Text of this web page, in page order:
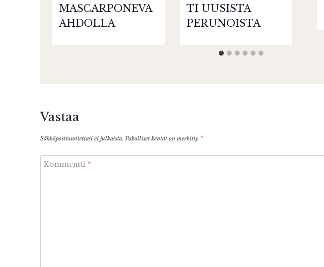
MASCARPONEVA
AHDOLLA
TI UUSISTA
PERUNOISTA
Vastaa
Sähköpostiosoitettasi ei julkaista. Pakolliset kentät on merkitty *
Kommentti *